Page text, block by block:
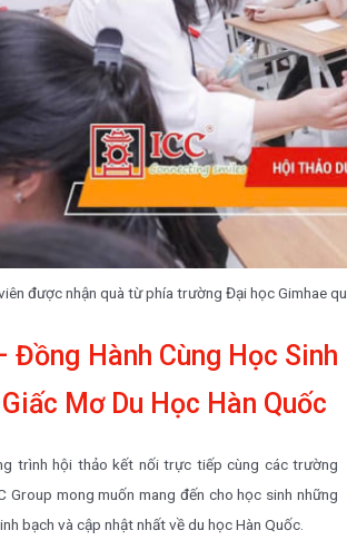
được nhận quà từ phía trường Đại học Gimhae
Đồng Hành Cùng Học Sinh
Mơ Du Học Hàn Quốc
trình hội thảo kết nối trực tiếp cùng các trường
Group mong muốn mang đến cho học sinh những
bạch và cập nhật nhất về du học Hàn Quốc.